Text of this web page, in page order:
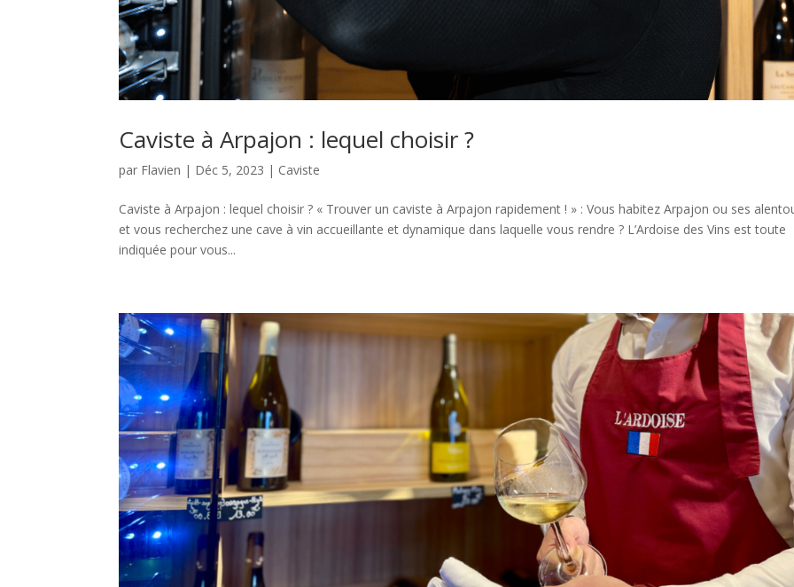
Caviste à Arpajon : lequel choisir ?
par Flavien | Déc 5, 2023 | Caviste
Caviste à Arpajon : lequel choisir ? « Trouver un caviste à Arpajon rapidement ! » : Vous habitez Arpajon ou ses
et vous recherchez une cave à vin accueillante et dynamique dans laquelle vous rendre ? L’Ardoise des Vins est toute
indiquée pour vous...